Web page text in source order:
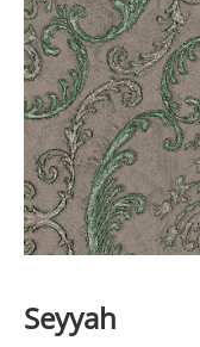
Seyyah